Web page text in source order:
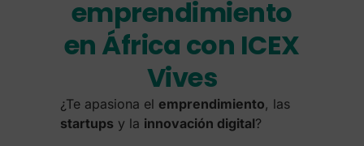
emprendimiento
en África con ICEX
Vives
¿Te apasiona el emprendimiento, las
startups y la innovación digital?